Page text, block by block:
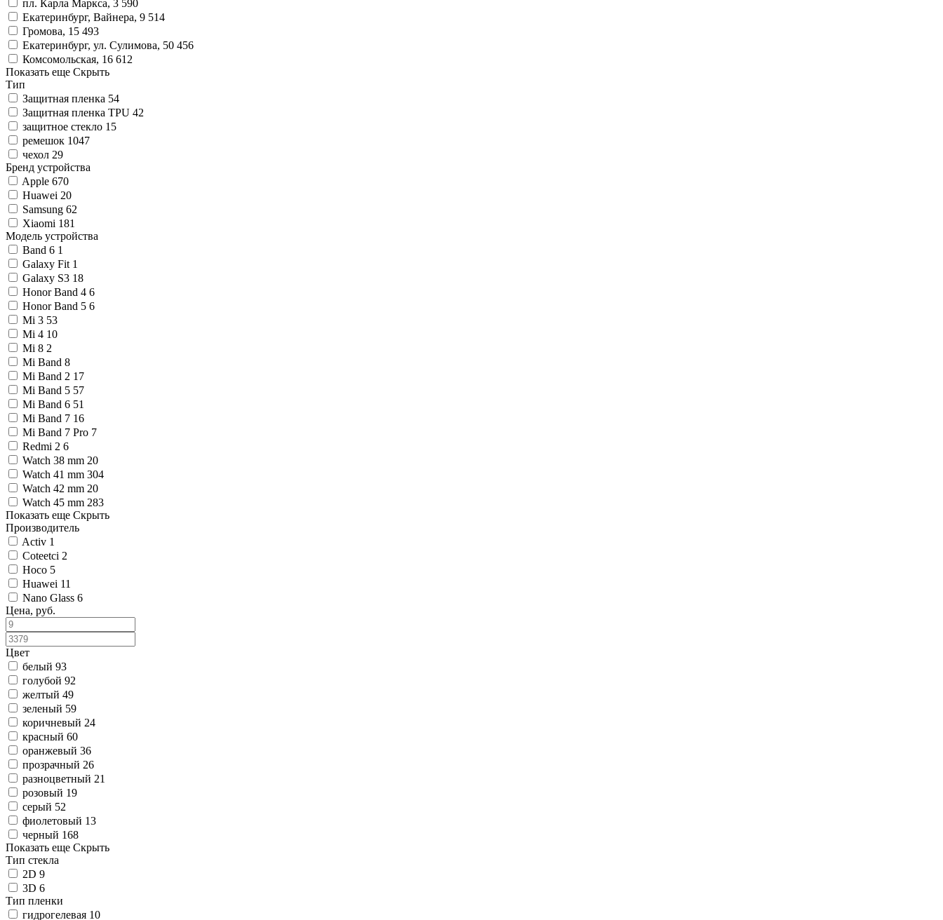
пл. Карла Маркса, 3 590
Екатеринбург, Вайнера, 9 514
Громова, 15 493
Екатеринбург, ул. Сулимова, 50 456
Комсомольская, 16 612
Показать еще Скрыть
Тип
Защитная пленка 54
Защитная пленка TPU 42
защитное стекло 15
ремешок 1047
чехол 29
Бренд устройства
Apple 670
Huawei 20
Samsung 62
Xiaomi 181
Модель устройства
Band 6 1
Galaxy Fit 1
Galaxy S3 18
Honor Band 4 6
Honor Band 5 6
Mi 3 53
Mi 4 10
Mi 8 2
Mi Band 8
Mi Band 2 17
Mi Band 5 57
Mi Band 6 51
Mi Band 7 16
Mi Band 7 Pro 7
Redmi 2 6
Watch 38 mm 20
Watch 41 mm 304
Watch 42 mm 20
Watch 45 mm 283
Показать еще Скрыть
Производитель
Activ 1
Coteetci 2
Hoco 5
Huawei 11
Nano Glass 6
Цена, руб.
Цвет
белый 93
голубой 92
желтый 49
зеленый 59
коричневый 24
красный 60
оранжевый 36
прозрачный 26
разноцветный 21
розовый 19
серый 52
фиолетовый 13
черный 168
Показать еще Скрыть
Тип стекла
2D 9
3D 6
Тип пленки
гидрогелевая 10